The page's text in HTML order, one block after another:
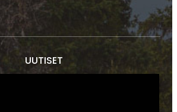
UUTISET